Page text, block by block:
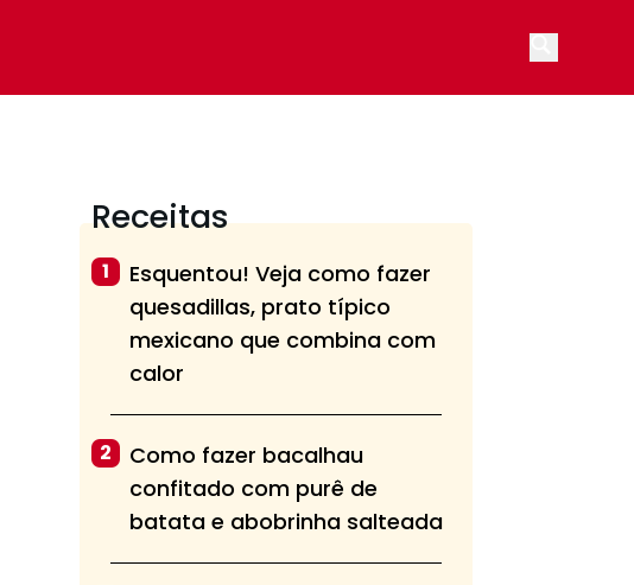
Receitas
1
Esquentou! Veja como fazer
quesadillas, prato típico
mexicano que combina com
calor
2
Como fazer bacalhau
confitado com purê de
batata e abobrinha salteada